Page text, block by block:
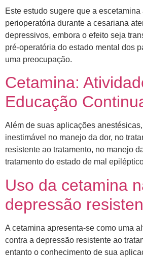
Este estudo sugere que a
perioperatória durante a cesariana
depressivos, embora o efeito seja
pré-operatória do estado mental dos
uma preocupação.
Cetamina:
Educação
Além de suas aplicações
inestimável no manejo da dor, no
resistente ao tratamento, no manejo
tratamento do estado de mal
Uso da cetamina
depressão
A cetamina apresenta-se como uma
contra a depressão resistente ao
entanto o conhecimento de sua